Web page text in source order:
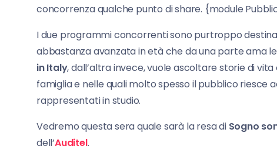
concorrenza qualche punto di share. {module
I due programmi concorrenti sono purtroppo
abbastanza avanzata in età che da una parte ama le
in Italy, dall’altra invece, vuole ascoltare storie di
famiglia e nelle quali molto spesso il pubblico riesce
rappresentati in studio.
Vedremo questa sera quale sarà la resa di Sogno
dell’Auditel.